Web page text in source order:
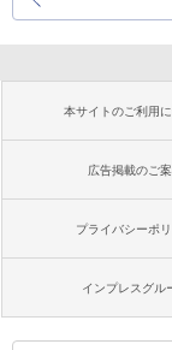
本サイトのご利用
広告掲載のご
プライバシーポ
インプレスグル